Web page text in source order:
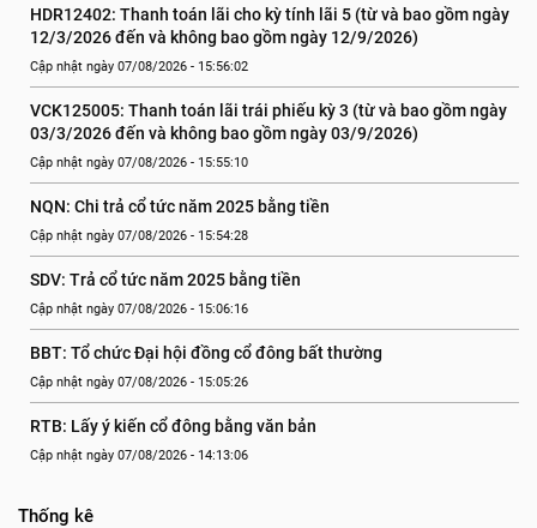
HDR12402: Thanh toán lãi cho kỳ tính lãi 5 (từ và bao gồm ngày
12/3/2026 đến và không bao gồm ngày 12/9/2026)
Cập nhật ngày 07/08/2026 - 15:56:02
VCK125005: Thanh toán lãi trái phiếu kỳ 3 (từ và bao gồm ngày
03/3/2026 đến và không bao gồm ngày 03/9/2026)
Cập nhật ngày 07/08/2026 - 15:55:10
NQN: Chi trả cổ tức năm 2025 bằng tiền
Cập nhật ngày 07/08/2026 - 15:54:28
SDV: Trả cổ tức năm 2025 bằng tiền
Cập nhật ngày 07/08/2026 - 15:06:16
BBT: Tổ chức Đại hội đồng cổ đông bất thường
Cập nhật ngày 07/08/2026 - 15:05:26
RTB: Lấy ý kiến cổ đông bằng văn bản
Cập nhật ngày 07/08/2026 - 14:13:06
Thống kê